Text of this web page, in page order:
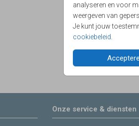
analyseren en voor
weergeven van
Je kunt jouw
cookiebeleid
Onze service & diensten